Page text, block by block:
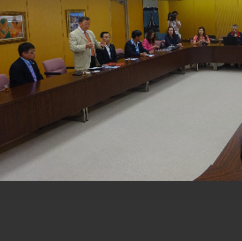
堅定走向世界 賴總統抵達
訪問
總統與五院院長新春茶
國家邁出合作第一步
總統農曆春節談話
台美貿易協議完成簽署達
性突破 總統強調將以3大
升級 籲請立院全力支持
臺美簽署「對等貿易協定
疊加 我輸美2072項產品豁